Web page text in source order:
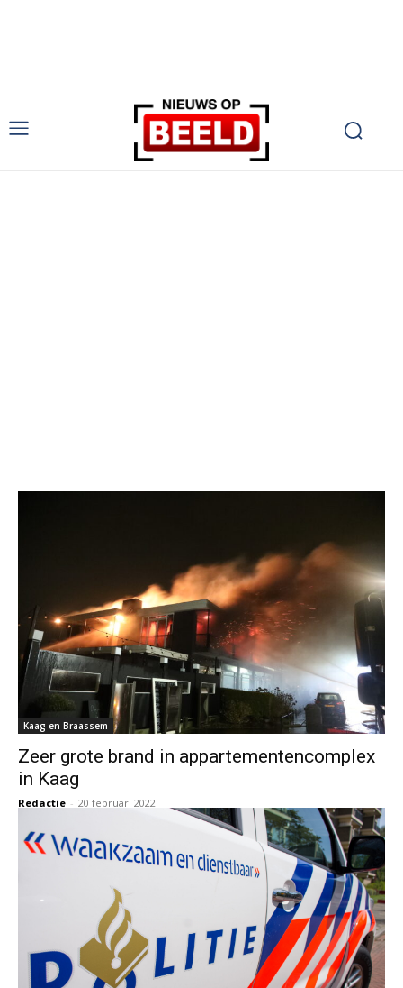
Kaag en Braassem
Zeer grote brand in appartementencomplex
in Kaag
Redactie - 20 februari 2022